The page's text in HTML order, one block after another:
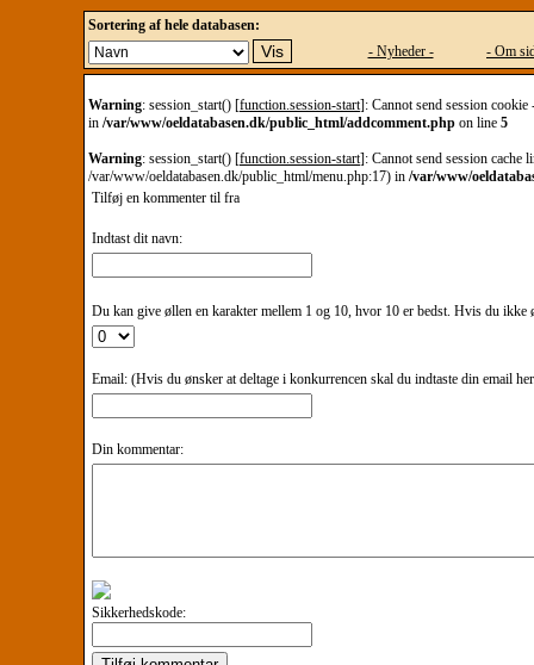
Sortering af hele databasen:
- Nyheder -
- Om
Warning: session_start() [function.session-start]: Cannot send session
in /var/www/oeldatabasen.dk/public_html/addcomment.php on line 5
Warning: session_start() [function.session-start]: Cannot send session cache
/var/www/oeldatabasen.dk/public_html/menu.php:17) in /var/www/
Tilføj en kommenter til fra
Indtast dit navn:
Du kan give øllen en karakter mellem 1 og 10, hvor 10 er bedst. Hvis du ikke
Email: (Hvis du ønsker at deltage i konkurrencen skal du indtaste din email
Din kommentar:
Sikkerhedskode: